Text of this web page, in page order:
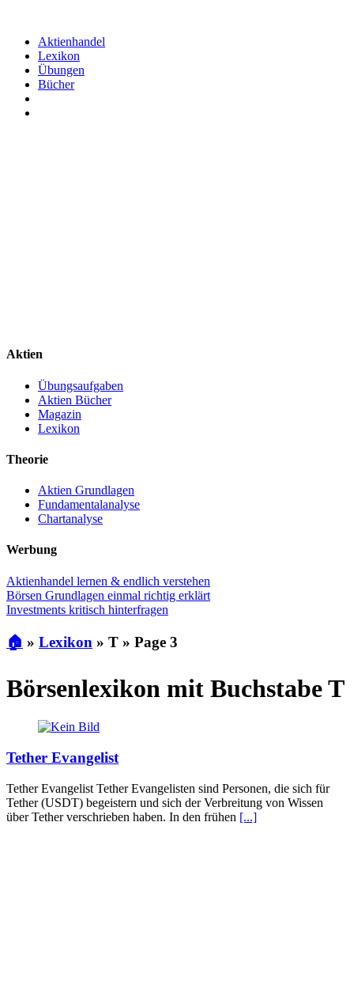
Aktienhandel
Lexikon
Übungen
Bücher
Aktien
Übungsaufgaben
Aktien Bücher
Magazin
Lexikon
Theorie
Aktien Grundlagen
Fundamentalanalyse
Chartanalyse
Werbung
Aktienhandel lernen & endlich verstehen
Börsen Grundlagen einmal richtig erklärt
Investments kritisch hinterfragen
🏠 » Lexikon » T » Page 3
Börsenlexikon mit Buchstabe T
Tether Evangelist
Tether Evangelist Tether Evangelisten sind Personen, die sich für
Tether (USDT) begeistern und sich der Verbreitung von Wissen
über Tether verschrieben haben. In den frühen [...]